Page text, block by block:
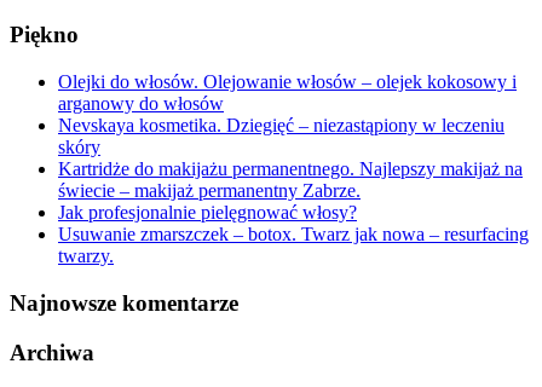
Piękno
Olejki do włosów. Olejowanie włosów – olejek kokosowy i
arganowy do włosów
Nevskaya kosmetika. Dziegięć – niezastąpiony w leczeniu
skóry
Kartridże do makijażu permanentnego. Najlepszy makijaż na
świecie – makijaż permanentny Zabrze.
Jak profesjonalnie pielęgnować włosy?
Usuwanie zmarszczek – botox. Twarz jak nowa – resurfacing
twarzy.
Najnowsze komentarze
Archiwa